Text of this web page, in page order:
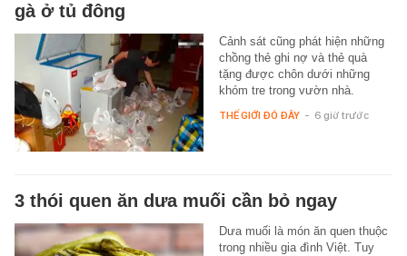
gà ở tủ đông
Cảnh sát cũng phát hiện những
chồng thẻ ghi nợ và thẻ quà
tặng được chôn dưới những
khóm tre trong vườn nhà.
THẾ GIỚI ĐÓ ĐÂY - 6 giờ trước
3 thói quen ăn dưa muối cần bỏ ngay
Dưa muối là món ăn quen thuộc
trong nhiều gia đình Việt. Tuy